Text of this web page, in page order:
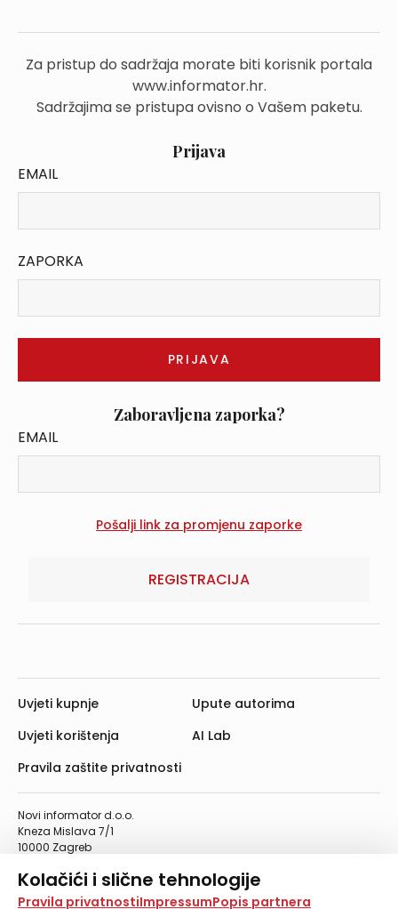
Kolačići i slične tehnologije
Na našoj web stranici koristimo kolačiće i slične
Pravila privatnostiImpressumPopis partnera
Za pristup do sadržaja morate biti korisnik portala
www.informator.hr.
Sadržajima se pristupa ovisno o Vašem paketu.
Prijava
EMAIL
ZAPORKA
Zaboravljena zaporka?
EMAIL
REGISTRACIJA
Novi informator d.o.o.
Kneza Mislava 7/1
10000 Zagreb
Telefaks: 01/4612-553
info@informator.hr
Uvjeti kupnje
Uvjeti korištenja
Pravila zaštite privatnosti
Upute autorima
AI Lab